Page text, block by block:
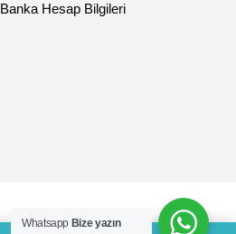
Banka Hesap Bilgileri
Whatsapp Bize yazın